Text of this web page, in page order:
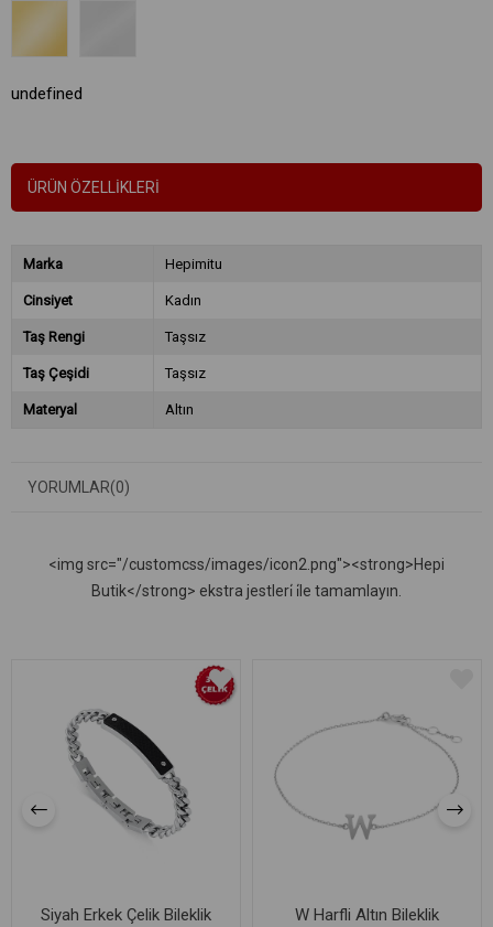
undefined
ÜRÜN ÖZELLIKLERI
Marka Hepimitu
Cinsiyet Kadın
Taş Rengi Taşsız
Taş Çeşidi Taşsız
Materyal Altın
YORUMLAR(0)
<img src="/customcss/images/icon2.png"><strong>Hepi
Butik</strong> ekstra jestleri̇ i̇le tamamlayın.
Siyah Erkek Çelik Bileklik W Harfli Altın Bileklik